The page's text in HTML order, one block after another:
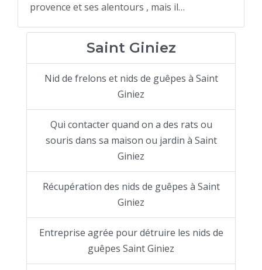
provence et ses alentours , mais il…
Saint Giniez
Nid de frelons et nids de guêpes à Saint
Giniez
Qui contacter quand on a des rats ou
souris dans sa maison ou jardin à Saint
Giniez
Récupération des nids de guêpes à Saint
Giniez
Entreprise agrée pour détruire les nids de
guêpes Saint Giniez